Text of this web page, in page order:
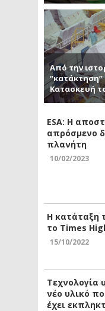
Από την
Κατασκευή
ESA: Η
απρόσμενο
πλανήτη
10/02/2023
Η κατάταξη
το Times
15/10/2022
Τεχνολογία
νέο υλικό
έχει